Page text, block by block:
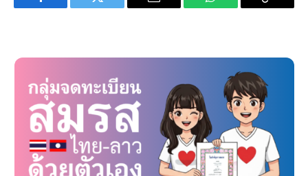
Facebook Twitter Email WhatsApp Copy